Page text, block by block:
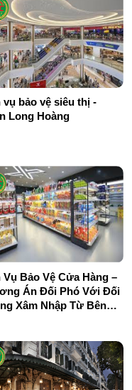
vụ bảo vệ siêu thị -
Long Hoàng
Vụ Bảo Vệ Cửa Hàng –
Án Đối Phó Với Đối
Xâm Nhập Từ Bên